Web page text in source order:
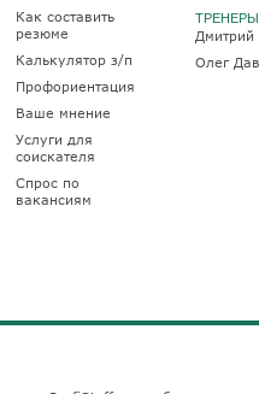
Как составить
резюме
Калькулятор з/п
Профориентация
Ваше мнение
Услуги для
соискателя
Спрос по
вакансиям
ТРЕНЕРЫ
Дмитрий
Олег